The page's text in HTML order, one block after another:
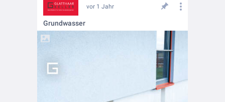
vor 1 Jahr
Grundwasser